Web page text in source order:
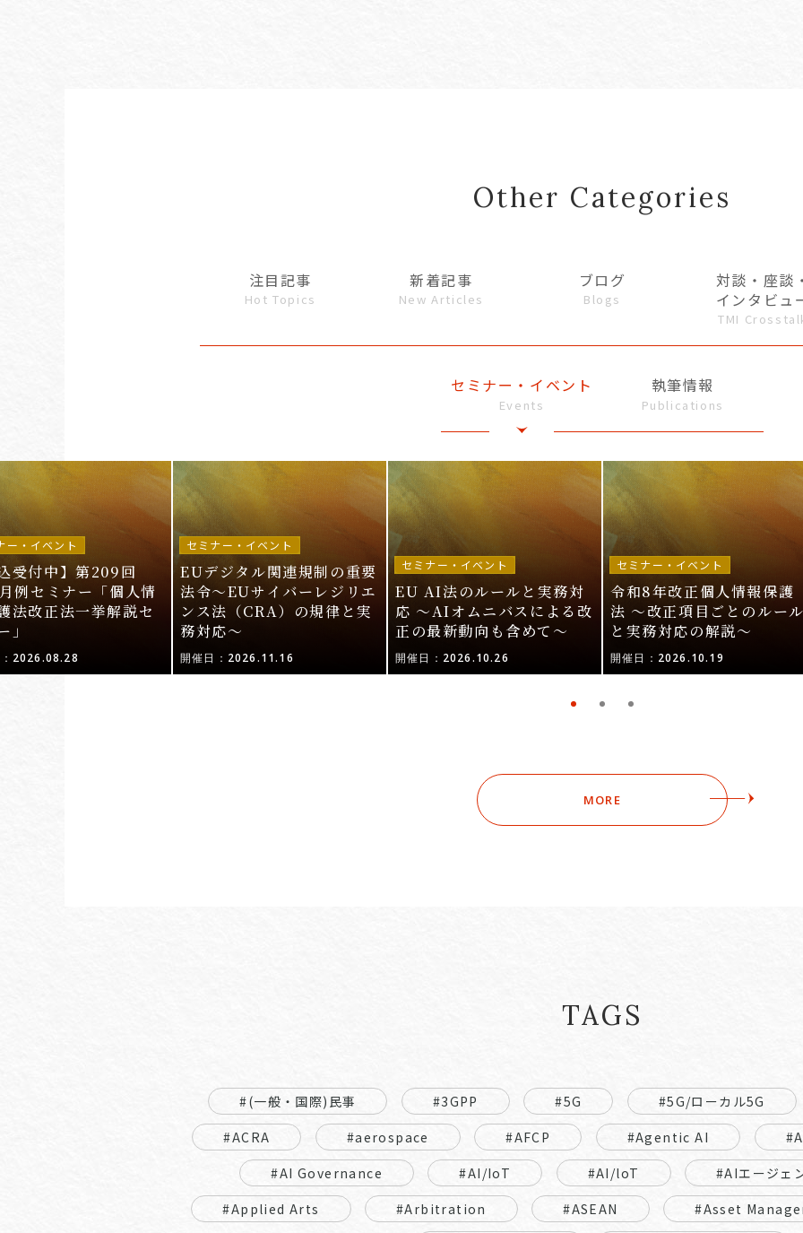
Other Categories
注目記事
Hot Topics
新着記事
New Articles
ブログ
Blogs
対談・座談
インタビュ
TMI
セミナー・イベント
Events
執筆情報
Publications
ー・イベント
受付中】第209回
例セミナー「個人情
法改正法一挙解説セ
」
2026.08.28
セミナー・イベント
EUデジタル関連規制の重要
法令〜EUサイバーレジリエ
ンス法（CRA）の規律と実
務対応〜
開催日：2026.11.16
セミナー・イベント
EU AI法のルールと実務対
応 〜AIオムニバスによる改
正の最新動向も含めて〜
開催日：2026.10.26
セミナー・イベント
令和8年改正個人情報保護
法 〜改正項目ごとのルー
と実務対応の解説〜
開催日：2026.10.19
MORE
TAGS
#(一般・国際)民事 #3GPP #5G
#5G/ローカル5G
#ACRA
#aerospace #AFCP #Agentic AI
#AI Governance
#AI/IoT #AI/loT
#AIエージェ
#Applied Arts
#Arbitration #ASEAN #Asset